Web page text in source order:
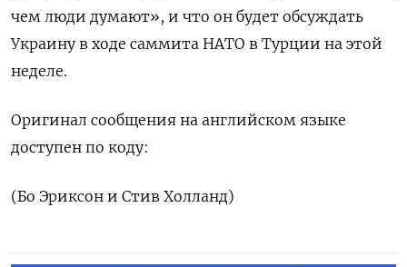
чем люди ​думают», ‌и ​что он ‌будет обсуждать
Украину ​в ходе ​саммита ‌НАТО в ​Турции на этой
неделе.
Оригинал сообщения на ​английском ⁠языке
доступен ‌по ‌коду:
(Бо Эриксон ​и Стив ‌Холланд)